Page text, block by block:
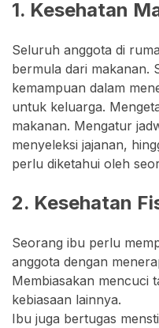
1. Kesehatan
Seluruh anggota di
bermula dari makanan.
kemampuan dalam
untuk keluarga.
makanan. Mengatur
menyeleksi jajanan,
perlu diketahui oleh
2. Kesehatan
Seorang ibu perlu
anggota dengan
Membiasakan mencuci
kebiasaan lainnya.
Ibu juga bertugas